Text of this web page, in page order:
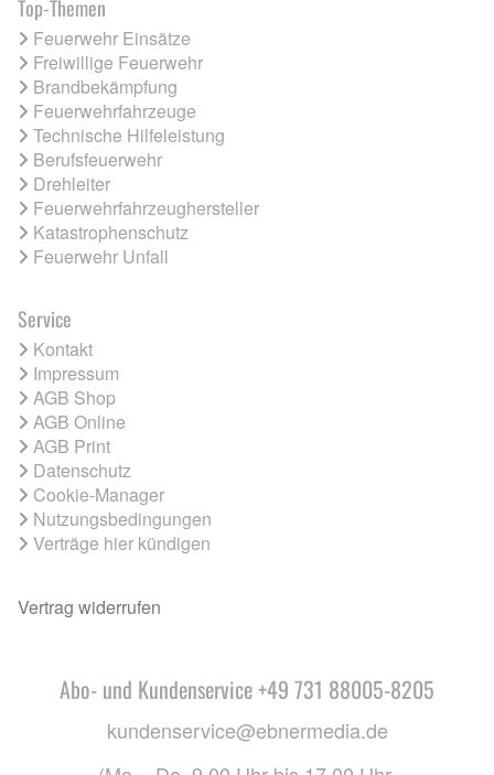
Top-Themen
Feuerwehr Einsätze
Freiwillige Feuerwehr
Brandbekämpfung
Feuerwehrfahrzeuge
Technische Hilfeleistung
Berufsfeuerwehr
Drehleiter
Feuerwehrfahrzeughersteller
Katastrophenschutz
Feuerwehr Unfall
Service
Kontakt
Impressum
AGB Shop
AGB Online
AGB Print
Datenschutz
Cookie-Manager
Nutzungsbedingungen
Verträge hier kündigen
Vertrag widerrufen
Abo- und Kundenservice +49 731 88005-8205
kundenservice@ebnermedia.de